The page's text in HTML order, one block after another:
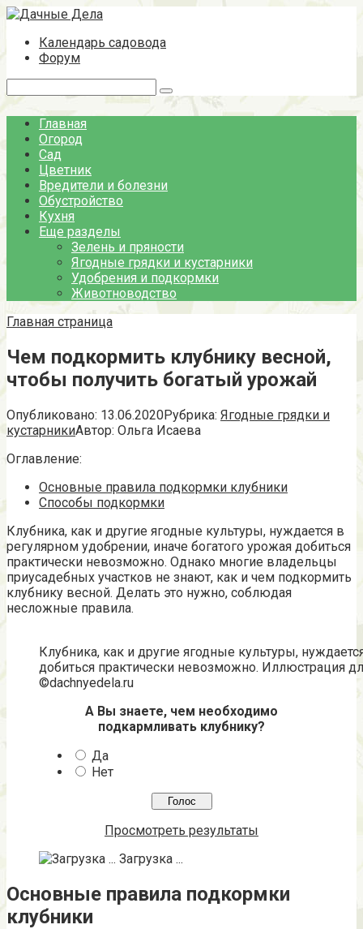
Перейти
контентуКалендарь садовода
Форум
Главная
Огород
Сад
Цветник
Вредители и болезни
Обустройство
Кухня
Еще разделы
Зелень и пряности
Ягодные грядки и кустарники
Удобрения и подкормки
Животноводство
Главная страница
Чем подкормить клубнику весной,
чтобы получить богатый урожай
Опубликовано: 13.06.2020Рубрика: Ягодные грядки и
кустарникиАвтор: Ольга Исаева
Оглавление:
Основные правила подкормки клубники
Способы подкормки
Клубника, как и другие ягодные культуры, нуждается в
регулярном удобрении, иначе богатого урожая добиться
практически невозможно. Однако многие владельцы
приусадебных участков не знают, как и чем подкормить
клубнику весной. Делать это нужно, соблюдая
несложные правила.
Клубника, как и другие ягодные культуры,
добиться практически невозможно. Иллюстрация
©dachnyedela.ru
А Вы знаете, чем необходимо
подкармливать клубнику?
Да
Нет
Просмотреть результаты
Загрузка ...
Основные правила подкормки
клубники